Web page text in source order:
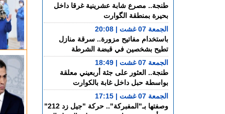
طنجة.. مصرع شابة عشرينية غرقا داخل
بحيرة بمنطقة الگوارت
الجمعة 07 غشت | 20:08
باستخدام مفاتيح مزورة.. سرقة منازل
تطيح بشخصين في قبضة الشرطة
الجمعة 07 غشت | 18:49
طنجة.. العثور على جثة أربعيني معلقة
بواسطة حبل داخل غابة بالكوارت
الجمعة 07 غشت | 17:15
وصفتها بـ"المفبركة".. حركة "جيل زد 212"